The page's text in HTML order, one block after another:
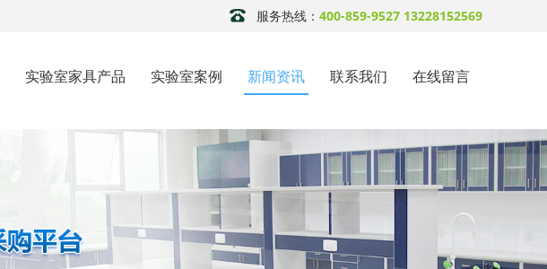
服务热线： 400-859-9527 13228152569
实验室家具产品 实验室案例 新闻资讯 联系我们 在线留言